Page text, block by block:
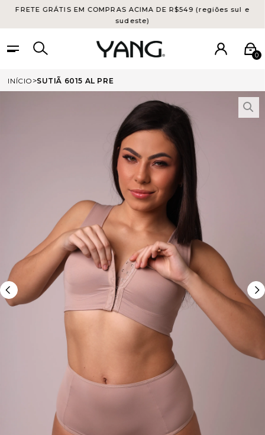
FRETE GRÁTIS EM COMPRAS ACIMA DE R$549 (regiões sul e
sudeste)
0
INÍCIO SUTIÃ 6015 AL PRE